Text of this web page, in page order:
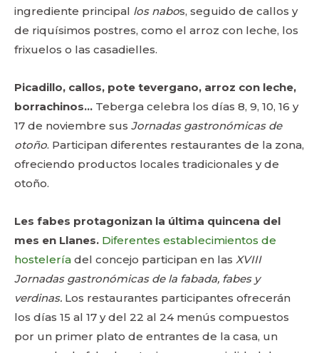
ingrediente principal los nabos, seguido de callos y
de riquísimos postres, como el arroz con leche, los
frixuelos o las casadielles.
Picadillo, callos, pote tevergano, arroz con leche,
borrachinos… Teberga celebra los días 8, 9, 10, 16 y
17 de noviembre sus Jornadas gastronómicas de
otoño. Participan diferentes restaurantes de la zona,
ofreciendo productos locales tradicionales y de
otoño.
Les fabes protagonizan la última quincena del
mes en Llanes. Diferentes establecimientos de
hostelería del concejo participan en las XVIII
Jornadas gastronómicas de la fabada, fabes y
verdinas. Los restaurantes participantes ofrecerán
los días 15 al 17 y del 22 al 24 menús compuestos
por un primer plato de entrantes de la casa, un